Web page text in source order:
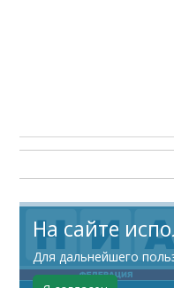
На сайте
Для дальнейшего